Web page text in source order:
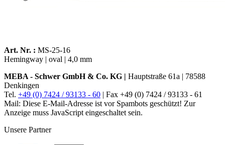
Art. Nr. : MS-25-16
Hemingway | oval | 4,0 mm
MEBA - Schwer GmbH & Co. KG | Hauptstraße 61a | 78588
Denkingen
Tel. +49 (0) 7424 / 93133 - 60 | Fax +49 (0) 7424 / 93133 - 61
Mail: Diese E-Mail-Adresse ist vor Spambots geschützt! Zur
Anzeige muss JavaScript eingeschaltet sein.
Unsere Partner